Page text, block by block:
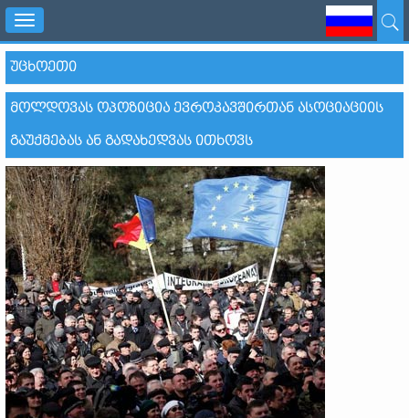
Toggle
navigation
ᲣᲪᲮᲝᲔᲗᲘ
ᲛᲝᲚᲓᲝᲕᲐᲡ ᲝᲞᲝᲖᲘᲪᲘᲐ ᲔᲕᲠᲝᲙᲐᲕᲨᲘᲠᲗᲐᲜ ᲐᲡᲝᲪᲘᲐᲪᲘᲘᲡ
ᲒᲐᲣᲥᲛᲔᲑᲐᲡ ᲐᲜ ᲒᲐᲓᲐᲮᲔᲓᲕᲐᲡ ᲘᲗᲮᲝᲕᲡ